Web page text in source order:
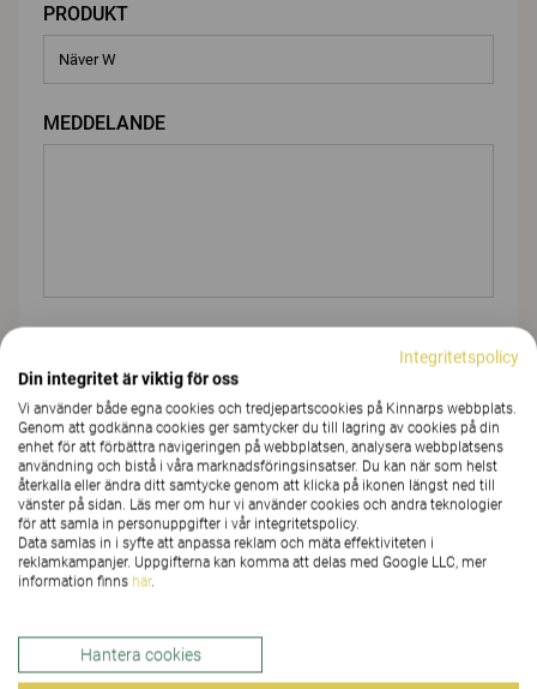
PRODUKT
MEDDELANDE
Du
FÖRNAMN *
Integritetspolicy
Din integritet är viktig för oss
Vi använder både egna cookies och tredjepartscookies på Kinnarps webbplats.
Genom att godkänna cookies ger samtycker du till lagring av cookies på din
enhet för att förbättra navigeringen på webbplatsen, analysera webbplatsens
användning och bistå i våra marknadsföringsinsatser. Du kan när som helst
återkalla eller ändra ditt samtycke genom att klicka på ikonen längst ned till
vänster på sidan. Läs mer om hur vi använder cookies och andra teknologier
för att samla in personuppgifter i vår integritetspolicy.
Data samlas in i syfte att anpassa reklam och mäta effektiviteten i
reklamkampanjer. Uppgifterna kan komma att delas med Google LLC, mer
information finns här.
Hantera cookies